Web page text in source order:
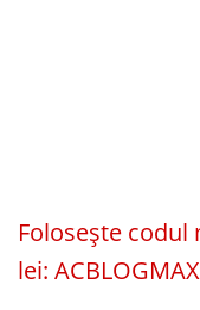
Folosește codul
lei: ACBLOGMAX